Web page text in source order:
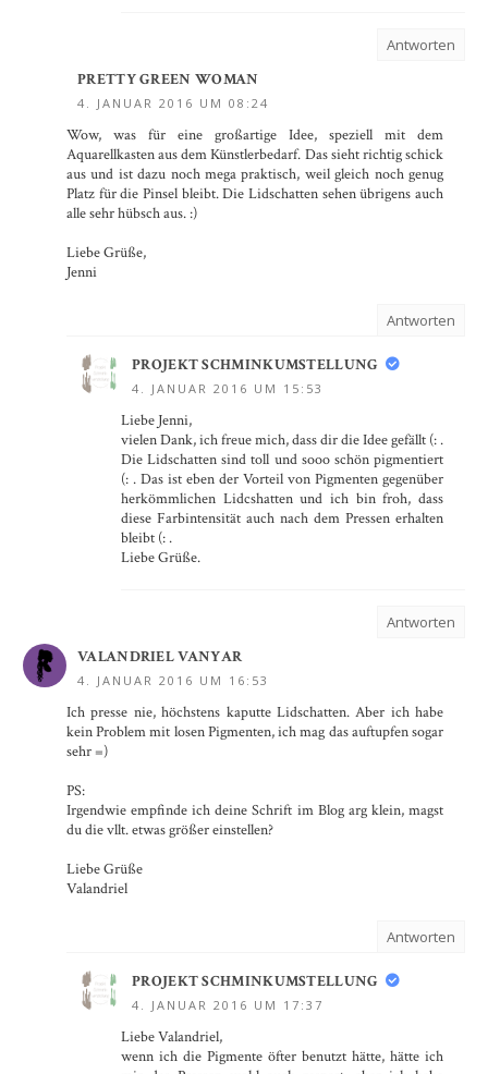
Antworten
PRETTY GREEN WOMAN
4. JANUAR 2016 UM 08:24
Wow, was für eine großartige Idee, speziell mit dem
Aquarellkasten aus dem Künstlerbedarf. Das sieht richtig schick
aus und ist dazu noch mega praktisch, weil gleich noch genug
Platz für die Pinsel bleibt. Die Lidschatten sehen übrigens auch
alle sehr hübsch aus. :)
Liebe Grüße,
Jenni
Antworten
PROJEKT SCHMINKUMSTELLUNG
4. JANUAR 2016 UM 15:53
Liebe Jenni,
vielen Dank, ich freue mich, dass dir die Idee gefällt (: .
Die Lidschatten sind toll und sooo schön pigmentiert
(: . Das ist eben der Vorteil von Pigmenten gegenüber
herkömmlichen Lidcshatten und ich bin froh, dass
diese Farbintensität auch nach dem Pressen erhalten
bleibt (: .
Liebe Grüße.
Antworten
VALANDRIEL VANYAR
4. JANUAR 2016 UM 16:53
Ich presse nie, höchstens kaputte Lidschatten. Aber ich habe
kein Problem mit losen Pigmenten, ich mag das auftupfen sogar
sehr =)
PS:
Irgendwie empfinde ich deine Schrift im Blog arg klein, magst
du die vllt. etwas größer einstellen?
Liebe Grüße
Valandriel
Antworten
PROJEKT SCHMINKUMSTELLUNG
4. JANUAR 2016 UM 17:37
Liebe Valandriel,
wenn ich die Pigmente öfter benutzt hätte, hätte ich